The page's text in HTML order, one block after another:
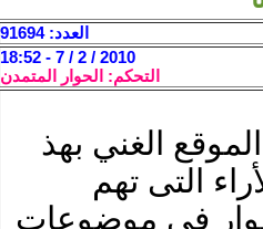
العدد: 91694
2010 / 2 / 7 - 18:52
التحكم: الحوار المتمدن
الغني بهذ
التى تهم
في موضوعات